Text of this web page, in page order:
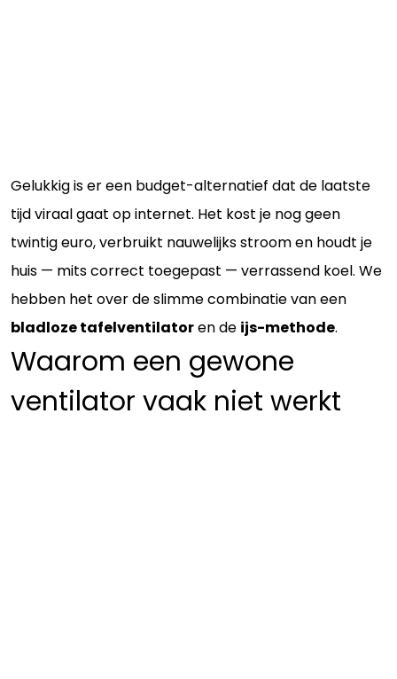
Gelukkig is er een budget-alternatief dat de laatste
tijd viraal gaat op internet. Het kost je nog geen
twintig euro, verbruikt nauwelijks stroom en houdt je
huis — mits correct toegepast — verrassend koel. We
hebben het over de slimme combinatie van een
bladloze tafelventilatoren de ijs-methode.
Waarom een gewone
ventilator vaak niet werkt